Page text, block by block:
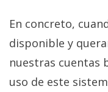
Legal
El medio de
comunicación
digital donde
En concreto,
disponible y
nuestras cuentas
uso de este